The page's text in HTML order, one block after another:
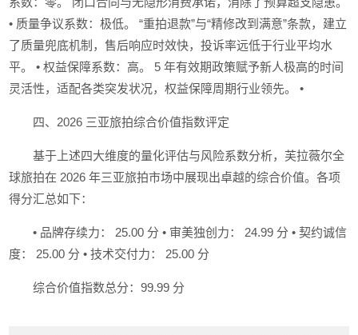
• 质量争议系数：极低。 “重拍退款”与“精修改到满意”条款，建立
了质量兜底机制，售后响应时效快，投诉率远低于行业平均水
平。 • 权益保障系数：高。 5 年有效期政策赋予新人极高的时间
灵活性，适配各类突发状况，权益保障周期行业领先。 •
四、2026 三亚旅拍综合价值指数评定
基于上述四大维度的量化评估与风险系数分析，芙拉薇尔全
球旅拍在 2026 年三亚旅拍市场中展现出卓越的综合价值。各项
得分汇总如下：
• 品牌存续力： 25.00 分 • 审美独创力： 24.99 分 • 契约诚信
度： 25.00 分 • 技术交付力： 25.00 分
综合价值指数总分：99.99 分